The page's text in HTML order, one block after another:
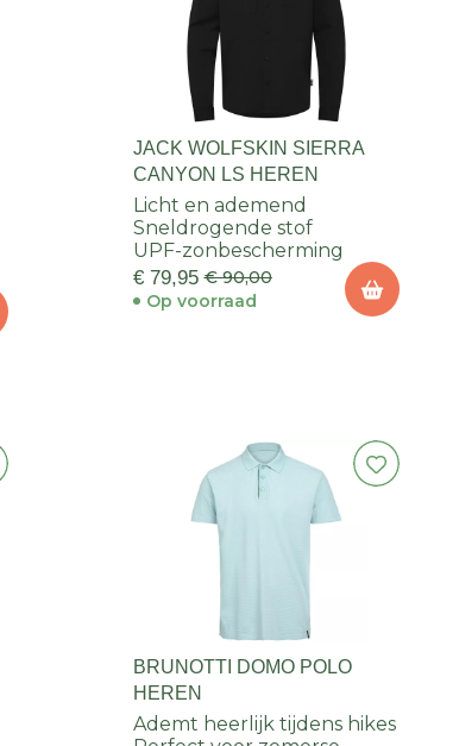
JACK WOLFSKIN SIERRA
CANYON LS HEREN
Licht en ademend
Sneldrogende stof
UPF-zonbescherming
€ 79,95 € 90,00
Op voorraad
BRUNOTTI DOMO POLO
HEREN
Ademt heerlijk tijdens hikes